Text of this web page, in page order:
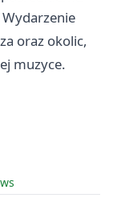
oraz okolic,
muzyce.